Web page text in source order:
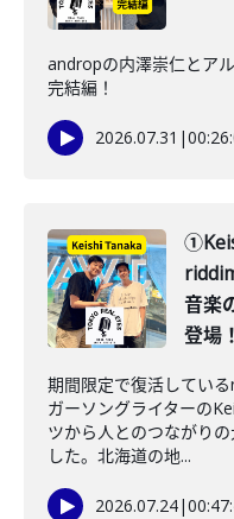
andropの内澤崇仁とア
完結編！
2026.07.31 |
音楽
登場
期間限定で復活してい
ガーソングライターの
ツから人とのつながり
した。北海道の地...
2026.07.24|